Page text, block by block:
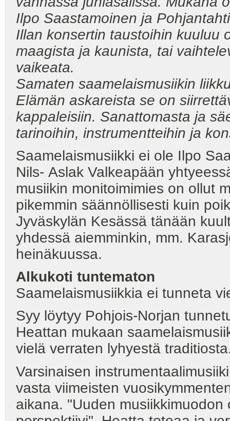
Ilpo Saastamoinen ja
Illan konsertin taustoihin kuuluu
maagista ja kaunista, tai
vaikeata.
Samaten saamelaismusiikin
Elämän askareista se on
kappaleisiin. Sanattomasta ja
tarinoihin, instrumentteihin ja
Saamelaismusiikki ei ole Ilpo
Nils- Aslak Valkeapään
musiikin monitoimimies on ollut
pikemmin säännöllisesti kuin
Jyväskylän Kesässä tänään
yhdessä aiemminkin, mm.
heinäkuussa.
Alkukoti tuntematon
Saamelaismusiikkia ei tunneta
Syy löytyy Pohjois-Norjan
Heattan mukaan
vielä verraten lyhyestä
Varsinaisen
vasta viimeisten
aikana. "Uuden